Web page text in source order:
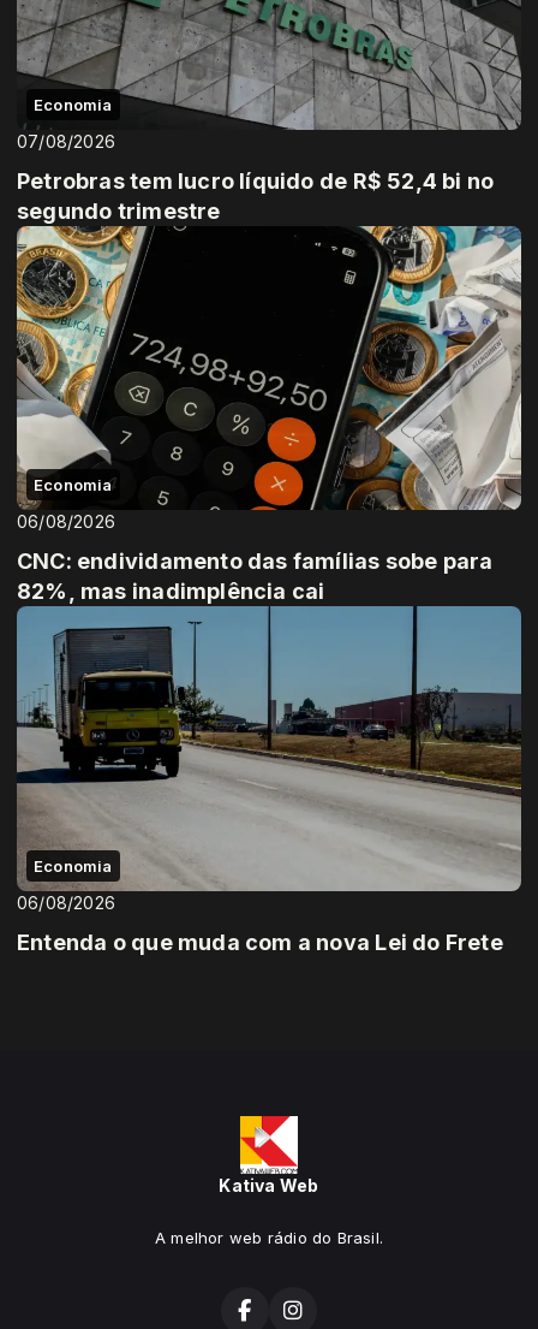
Economia
07/08/2026
Petrobras tem lucro líquido de R$ 52,4 bi no
segundo trimestre
Economia
06/08/2026
CNC: endividamento das famílias sobe para
82%, mas inadimplência cai
Economia
06/08/2026
Entenda o que muda com a nova Lei do Frete
Kativa Web
A melhor web rádio do Brasil.